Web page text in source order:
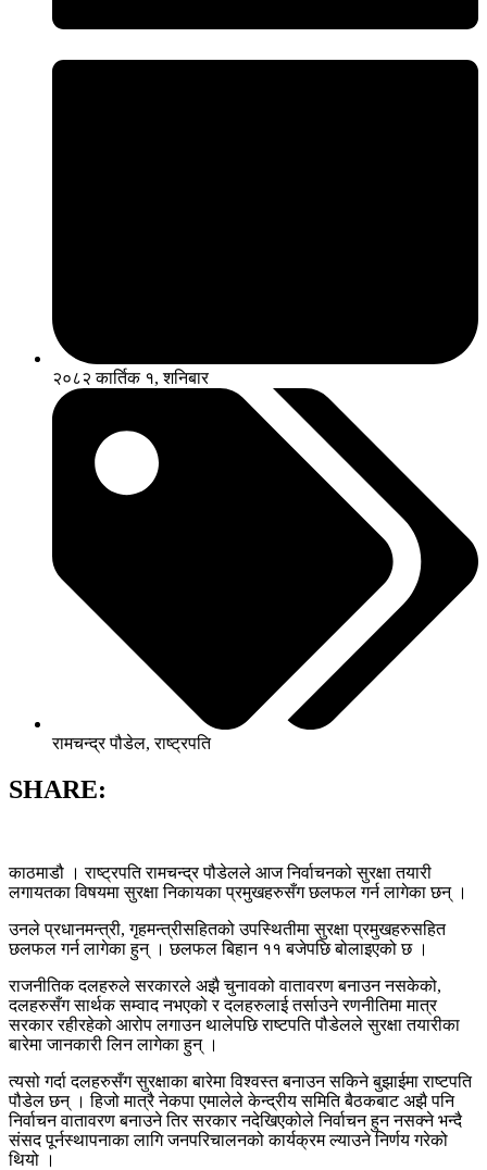
२०८२ कार्तिक १, शनिबार
रामचन्द्र पौडेल,राष्ट्रपति
SHARE:
काठमाडौ । राष्ट्रपति रामचन्द्र पौडेलले आज निर्वाचनको सुरक्षा तयारी
लगायतका विषयमा सुरक्षा निकायका प्रमुखहरुसँग छलफल गर्न लागेका छन् ।
उनले प्रधानमन्त्री, गृहमन्त्रीसहितको उपस्थितीमा सुरक्षा प्रमुखहरुसहित
छलफल गर्न लागेका हुन् । छलफल बिहान ११ बजेपछि बोलाइएको छ ।
राजनीतिक दलहरुले सरकारले अझै चुनावको वातावरण बनाउन नसकेको,
दलहरुसँग सार्थक सम्वाद नभएको र दलहरुलाई तर्साउने रणनीतिमा मात्र
सरकार रहीरहेको आरोप लगाउन थालेपछि राष्टपति पौडेलले सुरक्षा तयारीका
बारेमा जानकारी लिन लागेका हुन् ।
त्यसो गर्दा दलहरुसँग सुरक्षाका बारेमा विश्वस्त बनाउन सकिने बुझाईमा राष्टपति
पौडेल छन् । हिजो मात्रै नेकपा एमालेले केन्द्रीय समिति बैठकबाट अझै पनि
निर्वाचन वातावरण बनाउने तिर सरकार नदेखिएकोले निर्वाचन हुन नसक्ने भन्दै
संसद पूर्नस्थापनाका लागि जनपरिचालनको कार्यक्रम ल्याउने निर्णय गरेको
थियो ।